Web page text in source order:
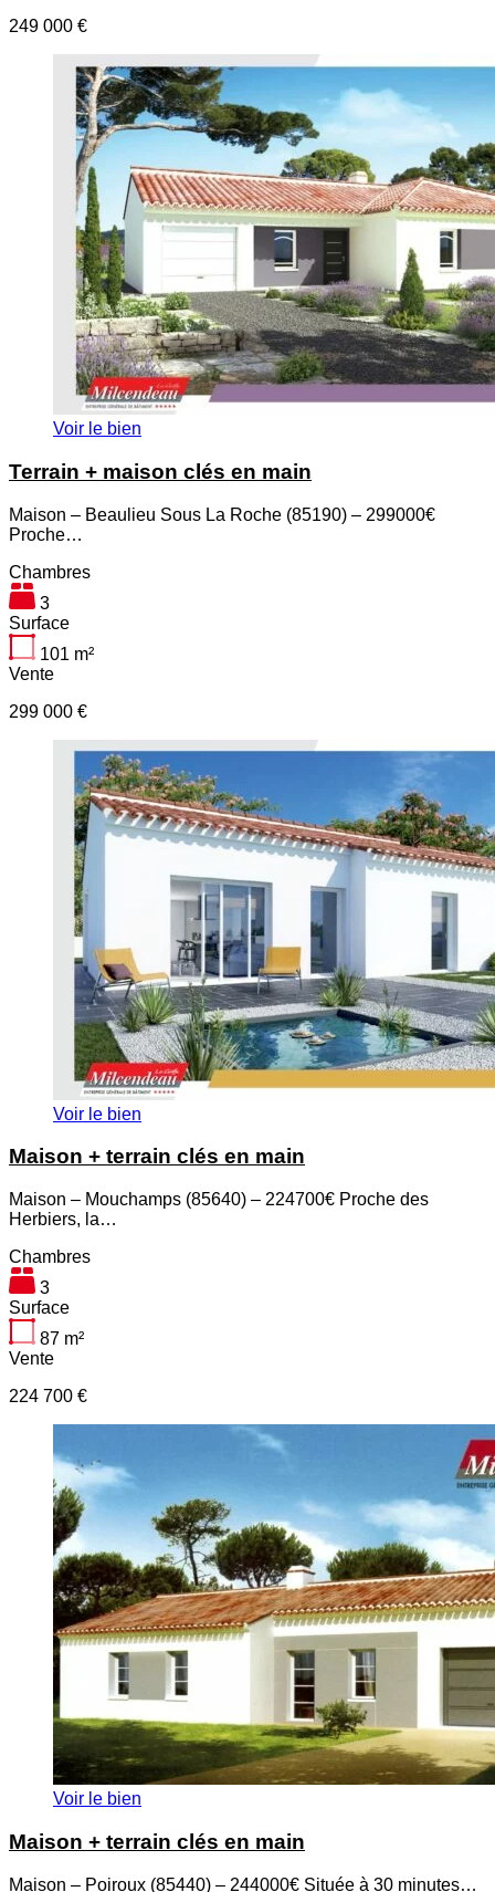
249 000 €
Voir le bien
Terrain + maison clés en main
Maison – Beaulieu Sous La Roche (85190) – 299000€
Proche…
Chambres
3
Surface
101 m²
Vente
299 000 €
Voir le bien
Maison + terrain clés en main
Maison – Mouchamps (85640) – 224700€ Proche des
Herbiers, la…
Chambres
3
Surface
87 m²
Vente
224 700 €
Voir le bien
Maison + terrain clés en main
Maison – Poiroux (85440) – 244000€ Située à 30 minutes…